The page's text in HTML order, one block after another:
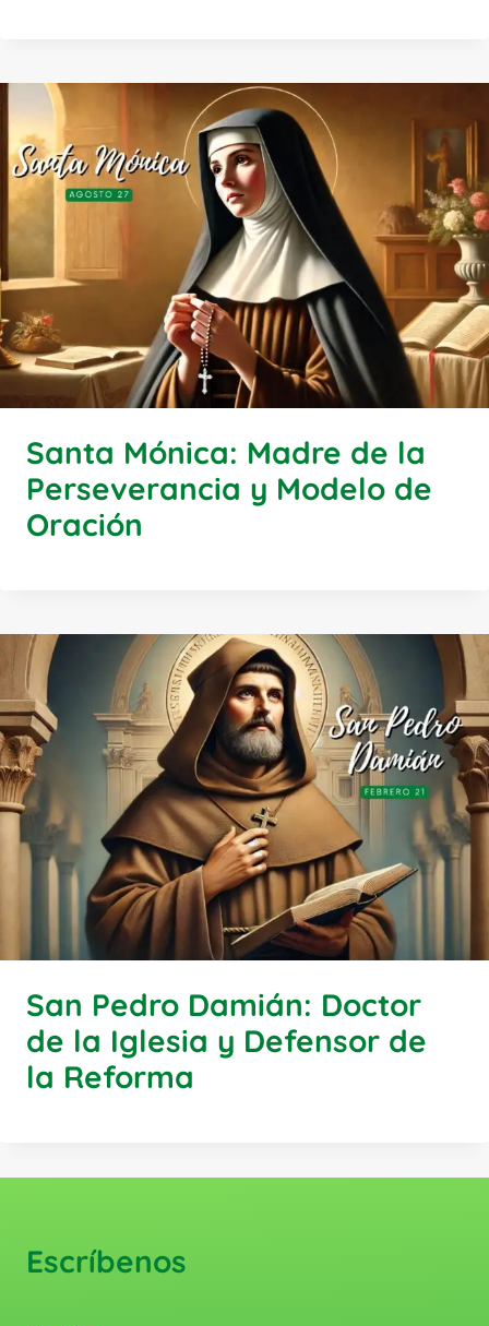
Santa Mónica: Madre de la
Perseverancia y Modelo de
Oración
San Pedro Damián: Doctor
de la Iglesia y Defensor de
la Reforma
Escríbenos